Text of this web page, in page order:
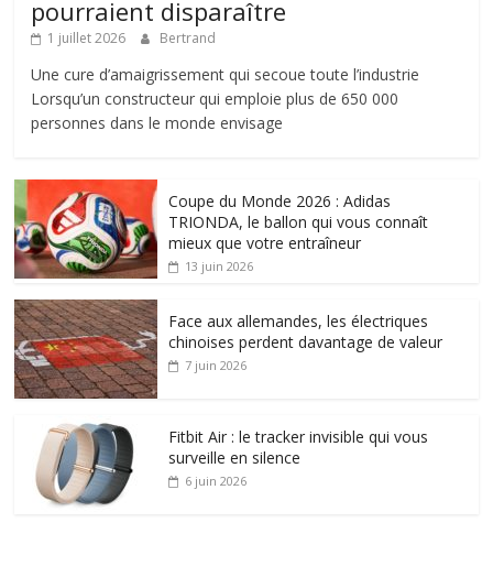
pourraient disparaître
1 juillet 2026 Bertrand
Une cure d’amaigrissement qui secoue toute l’industrie
Lorsqu’un constructeur qui emploie plus de 650 000
personnes dans le monde envisage
Coupe du Monde 2026 : Adidas
TRIONDA, le ballon qui vous connaît
mieux que votre entraîneur
13 juin 2026
Face aux allemandes, les électriques
chinoises perdent davantage de valeur
7 juin 2026
Fitbit Air : le tracker invisible qui vous
surveille en silence
6 juin 2026